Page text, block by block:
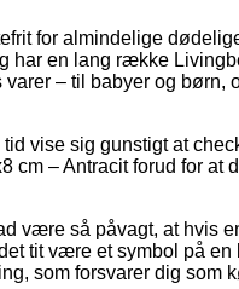
for almindelige
har en lang række
– til babyer og børn,
tid vise sig gunstigt at
cm – Antracit forud for at
være så påvagt, at hvis
tit være et symbol på
som forsvarer dig som